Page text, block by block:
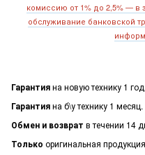
комиссию от 1% до 2,5% — в
обслуживание банковской
Гарантияна новую технику 1 год.
Гарантияна б\у технику 1 месяц.
Обмен и возврат в течении 14
Только оригинальная